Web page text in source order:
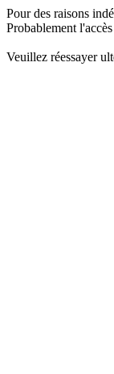
Pour des raisons
Probablement
Veuillez réessayer